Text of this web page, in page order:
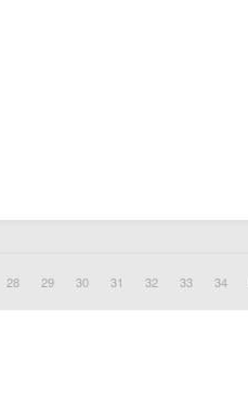
28 29 30 31 32 33 34